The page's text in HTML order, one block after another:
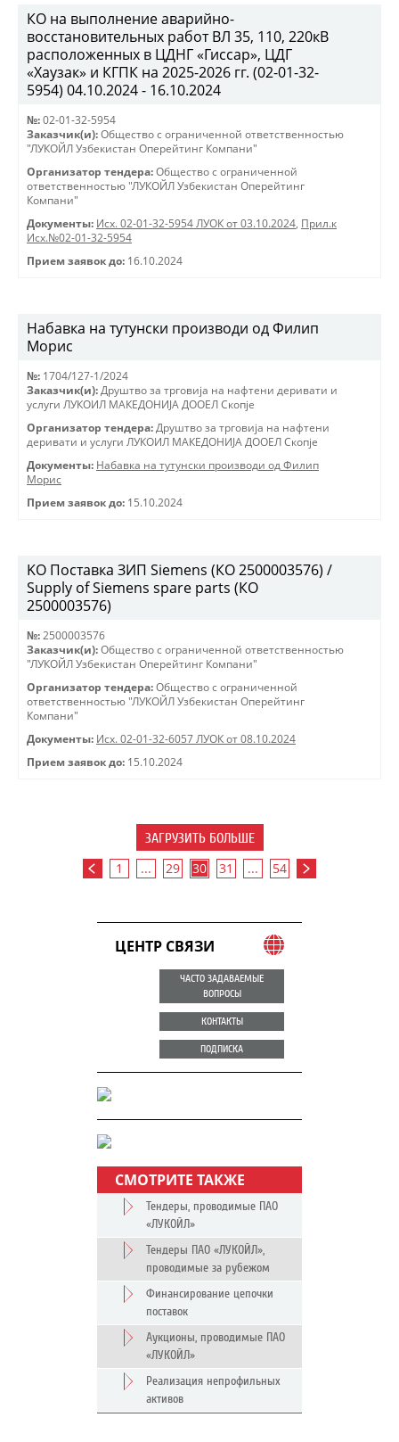
КО на выполнение аварийно-
восстановительных работ ВЛ 35, 110, 220кВ
расположенных в ЦДНГ «Гиссар», ЦДГ
«Хаузак» и КГПК на 2025-2026 гг. (02-01-32-
5954) 04.10.2024 - 16.10.2024
№: 02-01-32-5954
Заказчик(и): Общество с ограниченной ответственностью
"ЛУКОЙЛ Узбекистан Оперейтинг Компани"
Организатор тендера: Общество с ограниченной
ответственностью "ЛУКОЙЛ Узбекистан Оперейтинг
Компани"
Документы: Исх. 02-01-32-5954 ЛУОК от 03.10.2024, Прил.к
Исх.№02-01-32-5954
Прием заявок до: 16.10.2024
Набавка на тутунски производи од Филип
Морис
№: 1704/127-1/2024
Заказчик(и): Друштво за трговиjа на нафтени деривати и
услуги ЛУКОИЛ МАКЕДОНИJА ДООЕЛ Скопjе
Организатор тендера: Друштво за трговиjа на нафтени
деривати и услуги ЛУКОИЛ МАКЕДОНИJА ДООЕЛ Скопjе
Документы: Набавка на тутунски производи од Филип
Морис
Прием заявок до: 15.10.2024
KO Поставка ЗИП Siemens (КО 2500003576) /
Supply of Siemens spare parts (КО
2500003576)
№: 2500003576
Заказчик(и): Общество с ограниченной ответственностью
"ЛУКОЙЛ Узбекистан Оперейтинг Компани"
Организатор тендера: Общество с ограниченной
ответственностью "ЛУКОЙЛ Узбекистан Оперейтинг
Компани"
Документы: Исх. 02-01-32-6057 ЛУОК от 08.10.2024
Прием заявок до: 15.10.2024
ЗАГРУЗИТЬ БОЛЬШЕ
1 ... 29 30 31 ... 54
ЦЕНТР СВЯЗИ
ЧАСТО ЗАДАВАЕМЫЕ
ВОПРОСЫ
КОНТАКТЫ
ПОДПИСКА
СМОТРИТЕ ТАКЖЕ
Тендеры, проводимые ПАО
«ЛУКОЙЛ»
Тендеры ПАО «ЛУКОЙЛ»,
проводимые за рубежом
Финансирование цепочки
поставок
Аукционы, проводимые ПАО
«ЛУКОЙЛ»
Реализация непрофильных
активов